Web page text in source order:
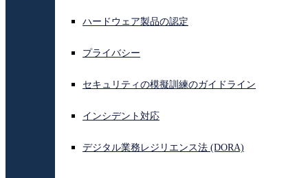
サイバー攻撃を受けている場合、連絡先はこちら
ハードウェア製品の認定
プライバシー
セキュリティの模擬訓練のガイドライン
インシデント対応
デジタル業務レジリエンス法 (DORA)